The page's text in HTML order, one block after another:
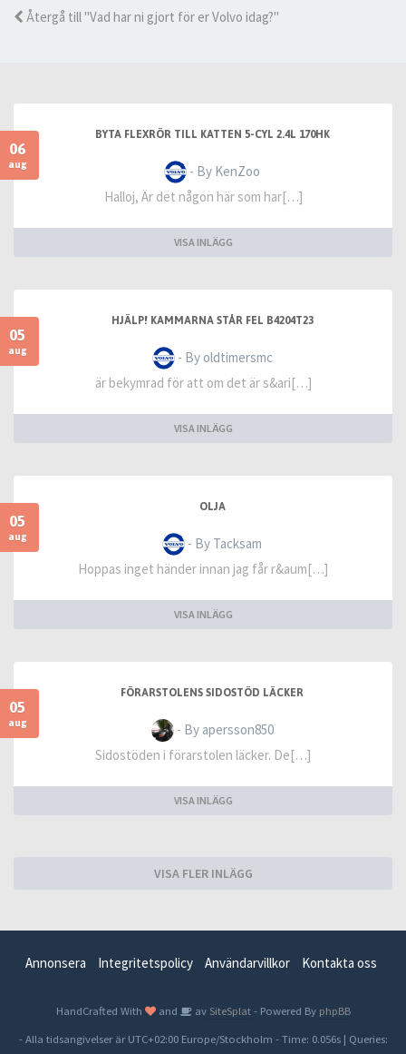
Återgå till "Vad har ni gjort för er Volvo idag?"
06
aug
BYTA FLEXRÖR TILL KATTEN 5-CYL 2.4L 170HK
- By KenZoo
Halloj, Är det någon här som har[…]
VISA INLÄGG
05
aug
HJÄLP! KAMMARNA STÅR FEL B4204T23
- By oldtimersmc
är bekymrad för att om det är s&ari[…]
VISA INLÄGG
05
aug
OLJA
- By Tacksam
Hoppas inget händer innan jag får r&aum[…]
VISA INLÄGG
05
aug
FÖRARSTOLENS SIDOSTÖD LÄCKER
- By apersson850
Sidostöden i förarstolen läcker. De[…]
VISA INLÄGG
VISA FLER INLÄGG
Annonsera Integritetspolicy Användarvillkor Kontakta oss
HandCrafted With and avSiteSplat- Powered By phpBB
- Alla tidsangivelser är UTC+02:00 Europe/Stockholm - Time: 0.056s| Queries: